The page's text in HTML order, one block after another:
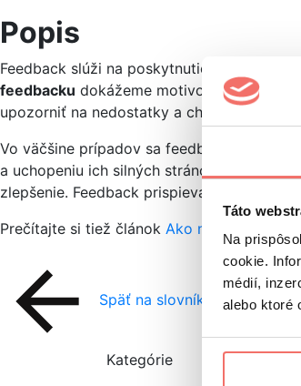
Táto
Na
cookie.
médií,
alebo ktoré
Popis
Feedback slúži na poskytnutie spätnej
feedbacku dokážeme motivovať osobu/
upozorniť na nedostatky a chyby a
Vo väčšine prípadov sa feedback dáva
a uchopeniu ich silných stránok či
zlepšenie. Feedback prispieva k
Prečítajte si tiež článok Ako nehejtovať,
Späť na slovník
Kategórie